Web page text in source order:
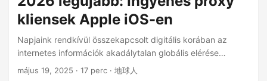
kliensek Apple iOS-en
Napjaink rendkívül összekapcsolt digitális korában az
internetes információk akadálytalan globális elérése
létfontosságú a tanuláshoz, munkához és személyes
május 19, 2025 · 17 perc · 地球人